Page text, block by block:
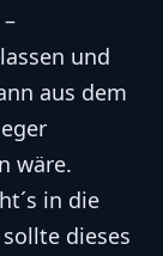
und
aus dem
wäre.
in die
dieses